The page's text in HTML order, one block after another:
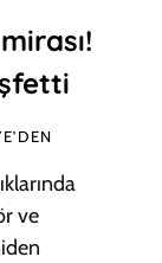
ve